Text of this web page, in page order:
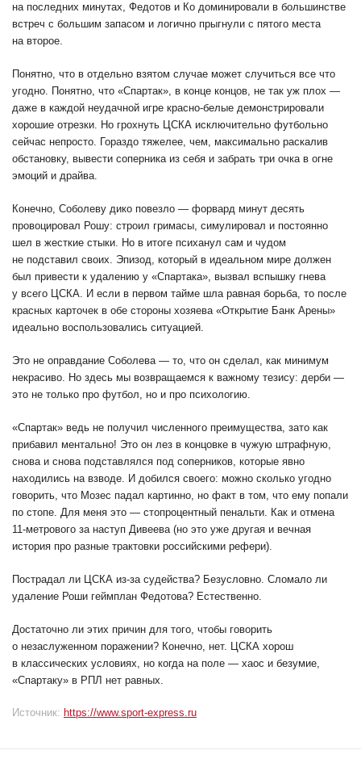
на последних минутах, Федотов и Ко доминировали в большинстве
встреч с большим запасом и логично прыгнули с пятого места
на второе.
Понятно, что в отдельно взятом случае может случиться все что
угодно. Понятно, что «Спартак», в конце концов, не так уж плох —
даже в каждой неудачной игре красно-белые демонстрировали
хорошие отрезки. Но грохнуть ЦСКА исключительно футбольно
сейчас непросто. Гораздо тяжелее, чем, максимально раскалив
обстановку, вывести соперника из себя и забрать три очка в огне
эмоций и драйва.
Конечно, Соболеву дико повезло — форвард минут десять
провоцировал Рошу: строил гримасы, симулировал и постоянно
шел в жесткие стыки. Но в итоге психанул сам и чудом
не подставил своих. Эпизод, который в идеальном мире должен
был привести к удалению у «Спартака», вызвал вспышку гнева
у всего ЦСКА. И если в первом тайме шла равная борьба, то после
красных карточек в обе стороны хозяева «Открытие Банк Арены»
идеально воспользовались ситуацией.
Это не оправдание Соболева — то, что он сделал, как минимум
некрасиво. Но здесь мы возвращаемся к важному тезису: дерби —
это не только про футбол, но и про психологию.
«Спартак» ведь не получил численного преимущества, зато как
прибавил ментально! Это он лез в концовке в чужую штрафную,
снова и снова подставлялся под соперников, которые явно
находились на взводе. И добился своего: можно сколько угодно
говорить, что Мозес падал картинно, но факт в том, что ему попали
по стопе. Для меня это — стопроцентный пенальти. Как и отмена
11-метрового за наступ Дивеева (но это уже другая и вечная
история про разные трактовки российскими рефери).
Пострадал ли ЦСКА из-за судейства? Безусловно. Сломало ли
удаление Роши геймплан Федотова? Естественно.
Достаточно ли этих причин для того, чтобы говорить
о незаслуженном поражении? Конечно, нет. ЦСКА хорош
в классических условиях, но когда на поле — хаос и безумие,
«Спартаку» в РПЛ нет равных.
Источник: https://www.sport-express.ru